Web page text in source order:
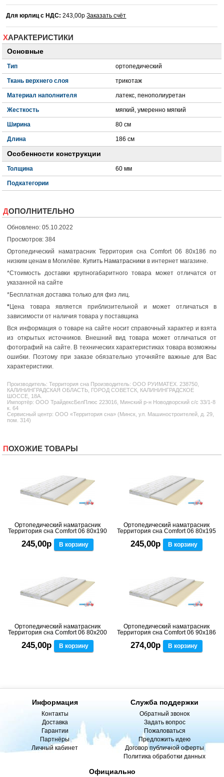
Для юрлиц с НДС: 243,00рЗаказать счёт
ХАРАКТЕРИСТИКИ
Основные
Тип ортопедический
Ткань верхнего слоя трикотаж
Материал наполнителя латекс, пенополиуретан
Жесткость мягкий, умеренно мягкий
Ширина 80 см
Длина 186 см
Особенности конструкции
Толщина 60 мм
Подкатегории
ДОПОЛНИТЕЛЬНО
Обновлено: 05.10.2022
Просмотров: 384
Ортопедический наматрасник Территория сна Comfort 06 80x186 по
низким ценам в Могилёве. Купить Наматрасники в интернет магазине.
*Стоимость доставки крупногабаритного товара может отличатся от
указанной на сайте
*Бесплатная доставка только для физ лиц.
*Цена товара является приблизительной и может отличаться в
зависимости от наличия товара у поставщика
Вся информация о товаре на сайте носит справочный характер и взята
из открытых источников. Внешний вид товара может отличаться от
фотографий на сайте. В технических характеристиках товара возможны
ошибки. Поэтому при заказе обязательно уточняйте важные для Вас
характеристики.
Производитель:Территория сна Производитель: ООО РУИМАТЕХ. 238750,
КАЛИНИНГРАДСКАЯ ОБЛАСТЬ, ГОРОД СОВЕТСК, КАЛИНИНГРАДСКОЕ
ШОССЕ, 18А.
Импортёр: ООО ТрайдексБелПлюс 223016, Минский р-н Новодворский с/с 33/1-8
к. 64
Сервисный центр: ООО «Территория сна» (Минск, ул. Машиностроителей, д. 29,
пом. 314)
ПОХОЖИЕ ТОВАРЫ
Ортопедический наматрасник
Территория сна Comfort 06 80x190
245,00р В корзину
Ортопедический наматрасник
Территория сна Comfort 06 80x195
245,00р В корзину
Ортопедический наматрасник
Территория сна Comfort 06 80x200
245,00р В корзину
Ортопедический наматрасник
Территория сна Comfort 06 90x186
274,00р В корзину
Информация
Контакты
Доставка
Гарантии
Партнёры
Личный кабинет
Служба поддержки
Обратный звонок
Задать вопрос
Пожаловаться
Предложить идею
Договор публичной оферты
Политика обработки данных
Официально